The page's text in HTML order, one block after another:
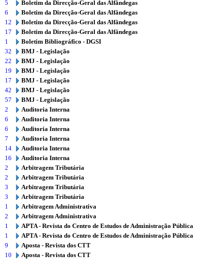
5
Boletim da Direcção-Geral das Alfândegas
6
Boletim da Direcção-Geral das Alfândegas
12
Boletim da Direcção-Geral das Alfândegas
17
Boletim da Direcção-Geral das Alfândegas
1
Boletim Bibliográfico - DGSI
32
BMJ - Legislação
22
BMJ - Legislação
19
BMJ - Legislação
17
BMJ - Legislação
42
BMJ - Legislação
57
BMJ - Legislação
2
Auditoria Interna
6
Auditoria Interna
6
Auditoria Interna
7
Auditoria Interna
14
Auditoria Interna
16
Auditoria Interna
2
Arbitragem Tributária
2
Arbitragem Tributária
3
Arbitragem Tributária
3
Arbitragem Tributária
1
Arbitragem Administrativa
2
Arbitragem Administrativa
1
APTA - Revista do Centro de Estudos de Administração Pública
1
APTA - Revista do Centro de Estudos de Administração Pública
9
Aposta - Revista dos CTT
10
Aposta - Revista dos CTT